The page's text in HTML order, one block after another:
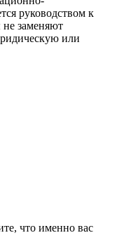
руководством к
не заменяют
или
что именно вас